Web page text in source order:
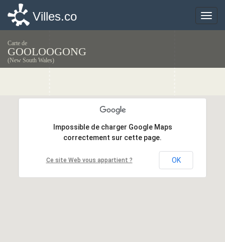
Toggle
Villes.co
Carte de
GOOLOOGONG
(New South Wales)
Impossible de charger Google Maps
correctement sur cette page.
Ce site Web vous appartient ? OK
Impossible de charger Google Maps
correctement sur cette page.
Ce site Web vous appartient ? OK
Toggle
Villes.co